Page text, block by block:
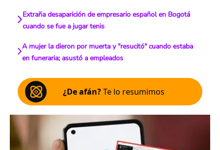
Extraña desaparición de empresario español en Bogotá
cuando se fue a jugar tenis
A mujer la dieron por muerta y "resucitó" cuando estaba
en funeraria; asustó a empleados
¿De afán?Te lo resumimos